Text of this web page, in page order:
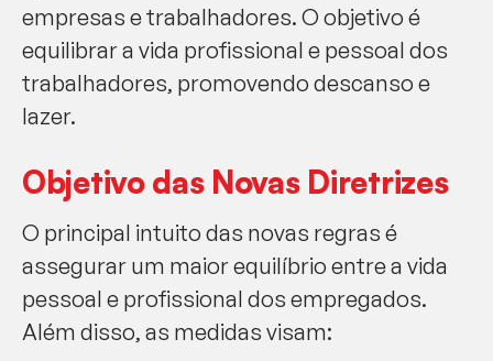
empresas e trabalhadores. O objetivo é
equilibrar a vida profissional e pessoal dos
trabalhadores, promovendo descanso e
lazer.
Objetivo das Novas Diretrizes
O principal intuito das novas regras é
assegurar um maior equilíbrio entre a vida
pessoal e profissional dos empregados.
Além disso, as medidas visam: